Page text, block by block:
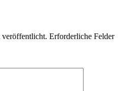
Erforderliche Felder